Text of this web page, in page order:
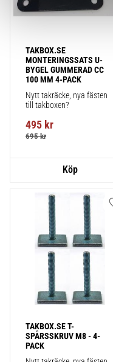
TAKBOX.SE
MONTERINGSSATS U-
BYGEL GUMMERAD CC
100 MM 4-PACK
Nytt takräcke, nya fästen
till takboxen?
495 kr
695kr
TAKBOX.SE T-
SPÅRSSKRUV M8 - 4-
PACK